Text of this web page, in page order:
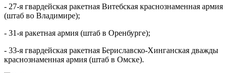
- 27-я гвардейская ракетная Витебская краснознаменная армия
(штаб во Владимире);
- 31-я ракетная армия (штаб в Оренбурге);
- 33-я гвардейская ракетная Бериславско-Хинганская дважды
краснознаменная армия (штаб в Омске).